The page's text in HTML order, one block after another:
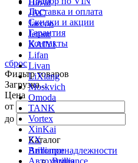
Haval
JAC
Jaecoo
Jetour
KAIYI
Lifan
Livan
LiXiang
Moskvich
Omoda
TANK
Vortex
XinKai
ZX
Автопринадлежности
Автохимия
Доставка и оплата
Скидки и акции
Гарантия
Контакты
сброс
Фильтр товаров
Загрузка...
Цена
от
до
Каталог
Brilliance
Brilliance